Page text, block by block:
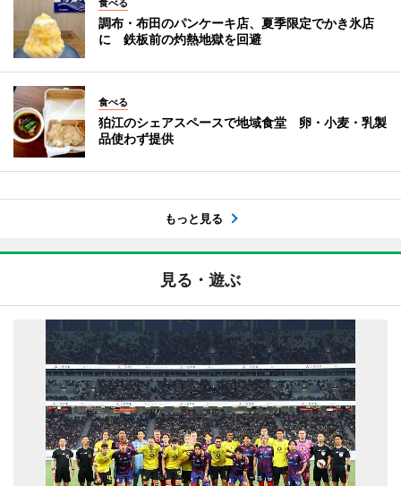
調布・布田のパンケーキ店、夏季限定でかき氷店
に 鉄板前の灼熱地獄を回避
食べる
狛江のシェアスペースで地域食堂 卵・小麦・乳製
品使わず提供
もっと見る
見る・遊ぶ